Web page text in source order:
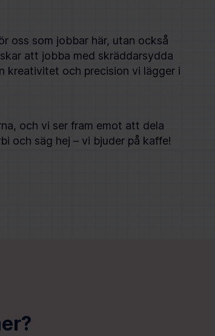
oss som jobbar här, utan också
att jobba med skräddarsydda
kreativitet och precision vi lägger i
och vi ser fram emot att dela
och säg hej – vi bjuder på kaffe!